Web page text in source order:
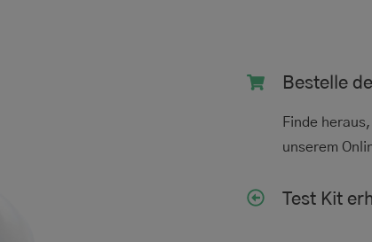
Bestelle
Finde
unserem
Test Kit